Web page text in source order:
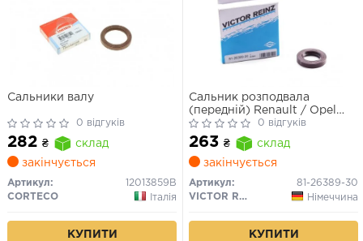
Сальники валу
0 відгуків
282 ₴
склад
закінчується
Артикул:
12013859B
CORTECO
Італія
КУПИТИ
Сальник розподвала
(передній) Renault / Opel
1.9dCi / dTi (25x42x7) (FPM
Fluor-Kautschuk) (праве
кручення)
0 відгуків
263 ₴
склад
закінчується
Артикул:
81-26389-30
VICTOR REINZ
Німеччина
КУПИТИ